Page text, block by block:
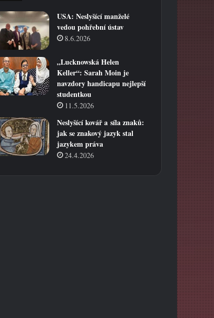
USA: Neslyšící manželé
vedou pohřební ústav
8.6.2026
„Lucknowská Helen
Keller“: Sarah Moin je
navzdory handicapu nejlepší
studentkou
11.5.2026
Neslyšící kovář a síla znaků:
jak se znakový jazyk stal
jazykem práva
24.4.2026